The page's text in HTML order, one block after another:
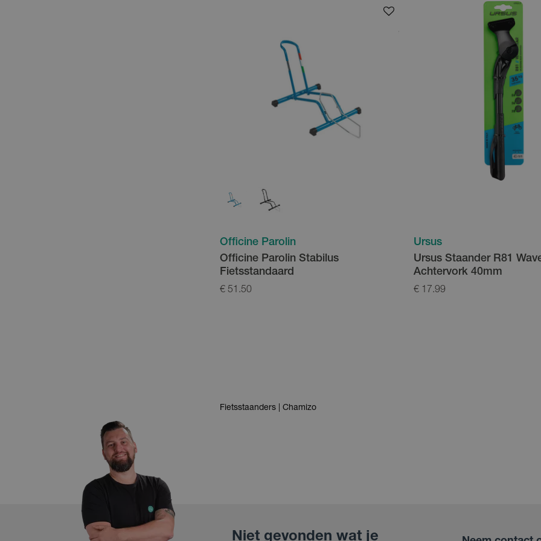
Officine Parolin
Officine Parolin Stabilus
Fietsstandaard
€ 51.50
Ursus
Ursus Staander R81
Achtervork 40mm
€ 17.99
Fietsstaanders | Chamizo
Niet gevonden wat je